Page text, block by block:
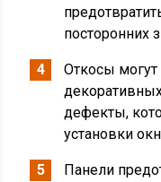
посторонних
Откосы могут
дефекты,
установки
Панели